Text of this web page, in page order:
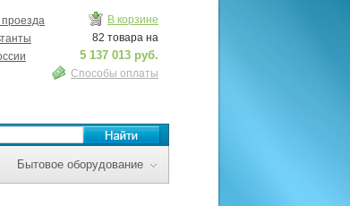
В корзине
82 товара на
5 137 013 руб.
Способы оплаты
Бытовое оборудование